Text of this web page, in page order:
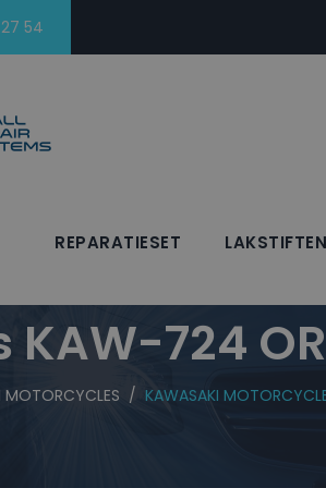
54
REPARATIESET LAKSTIFTEN
724
MOTORCYCLES / KAWASAKI